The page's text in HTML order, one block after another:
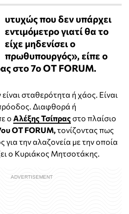
υτυχώς που δεν υπάρχει
εντιμόμετρο γιατί θα το
είχε μηδενίσει ο
πρωθυπουργός», είπε ο
στο 7ο OT FORUM.
σταθερότητα ή χάος. Είναι
Διαφθορά ή
ο Αλέξης Τσίπραςστο πλαίσιο
OT FORUM, τονίζοντας πως
για την αλαζονεία με την οποία
ο Κυριάκος Μητσοτάκης.